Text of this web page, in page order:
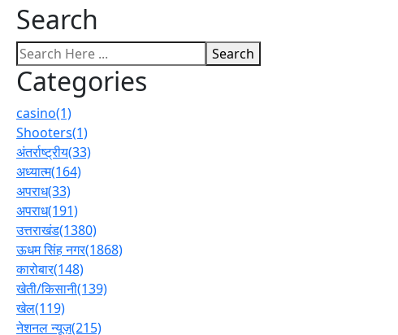
Search
Search
Categories
casino(1)
Shooters(1)
अंतर्राष्ट्रीय(33)
अध्यात्म(164)
अपराध(33)
अपराध(191)
उत्तराखंड(1380)
ऊधम सिंह नगर(1868)
कारोबार(148)
खेती/किसानी(139)
खेल(119)
नेशनल न्यूज़(215)